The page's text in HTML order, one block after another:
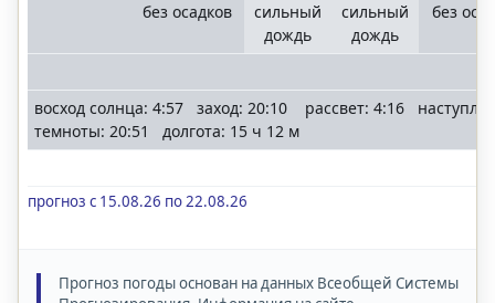
без осадков
сильный
дождь
сильный
дождь
без
восход солнца: 4:57 заход: 20:10 рассвет: 4:16
темноты: 20:51 долгота: 15 ч 12 м
прогноз с 15.08.26 по 22.08.26
Прогноз погоды основан на данных Всеобщей Системы